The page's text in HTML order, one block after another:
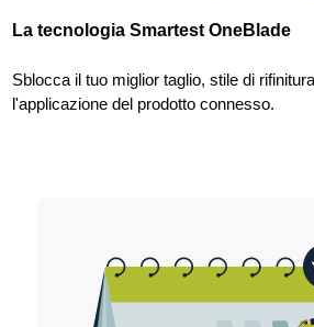
La tecnologia Smartest OneBlade
Sblocca il tuo miglior taglio, stile di
l'applicazione del prodotto connesso.